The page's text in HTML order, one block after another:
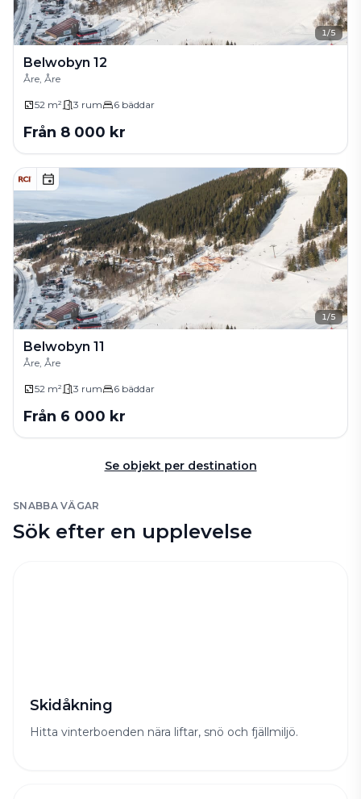
1/5
Belwobyn 12
Åre, Åre
52 m² 3 rum 6 bäddar
Från 8 000 kr
1/5
Belwobyn 11
Åre, Åre
52 m² 3 rum 6 bäddar
Från 6 000 kr
Se objekt per destination
SNABBA VÄGAR
Sök efter en upplevelse
Skidåkning
Hitta vinterboenden nära liftar, snö och fjällmiljö.